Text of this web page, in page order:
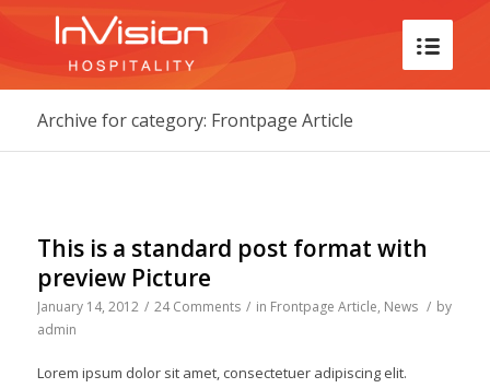
Archive for category: Frontpage Article
This is a standard post format with
preview Picture
January 14, 2012 / 24 Comments / in Frontpage Article, News / by
admin
Lorem ipsum dolor sit amet, consectetuer adipiscing elit.